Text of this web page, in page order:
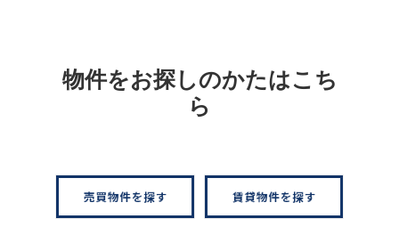
物件をお探しのかたはこち
ら